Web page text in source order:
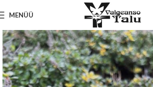
MENÜÜ